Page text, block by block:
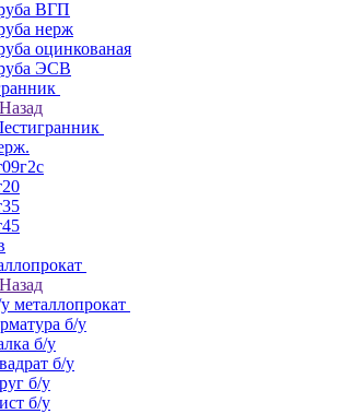
ВГП
нерж
оцинкованая
ЭСВ
Назад
Назад
металлопрокат
б/у
б/у
б/у
б/у
б/у